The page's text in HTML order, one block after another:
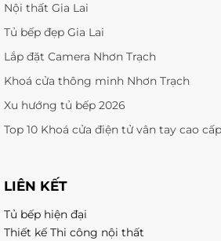
Nội thất Gia Lai
Tủ bếp đẹp Gia Lai
Lắp đặt Camera Nhơn Trạch
Khoá cửa thông minh Nhơn Trạch
Xu hướng tủ bếp 2026
Top 10 Khoá cửa điện tử vân tay cao
LIÊN KẾT
Tủ bếp hiện đại
Thiết kế Thi công nội thất